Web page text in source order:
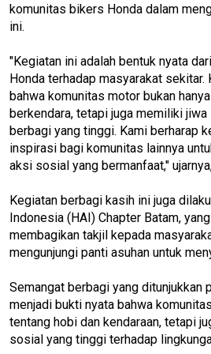
komunitas bikers Honda dalam
ini.
"Kegiatan ini adalah bentuk nyata
Honda terhadap masyarakat sekitar.
bahwa komunitas motor bukan
berkendara, tetapi juga memiliki
berbagi yang tinggi. Kami berharap
inspirasi bagi komunitas lainnya
aksi sosial yang bermanfaat,"
Kegiatan berbagi kasih ini juga
Indonesia (HAI) Chapter Batam,
membagikan takjil kepada
mengunjungi panti asuhan untuk
Semangat berbagi yang ditunjukkan
menjadi bukti nyata bahwa
tentang hobi dan kendaraan, tetapi
sosial yang tinggi terhadap